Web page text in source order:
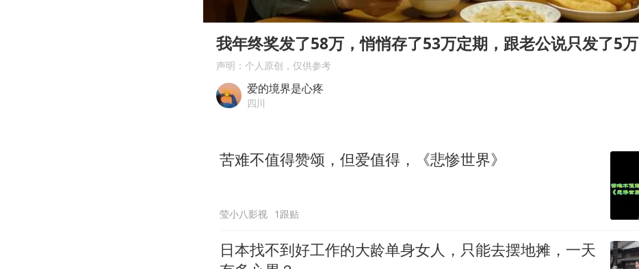
985博士后被曝在妻子孕期出轨后续
公司“上四休三”但要降薪1000元
OpenAI为免费用户升级GPT-5.6 Luna
“中国蔬菜之乡”最高温达41.8℃
00:00
我年终奖发了58万，悄悄存了53万定期，跟老公说只发了5万
声明：个人原创，仅供参考
爱的境界是心疼
四川
苦难不值得赞颂，但爱值得，《悲惨世界》
莹小八影视 1跟贴
日本找不到好工作的大龄单身女人，只能去摆地摊，一天